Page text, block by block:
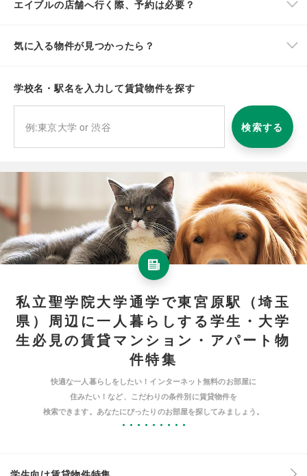
エイブルの店舗へ行く際、予約は必要？
気に入る物件が見つかったら？
学校名・駅名を入力して賃貸物件を探す
検索する
私立聖学院大学通学で東宮原駅（埼玉
県）周辺に一人暮らしする学生・大学
生必見の賃貸マンション・アパート物
件特集
快適な一人暮らしをしたい！インターネット無料のお部屋に
住みたい！など、こだわりの条件別に賃貸物件を
検索できます。あなたにぴったりのお部屋を探してみましょう。